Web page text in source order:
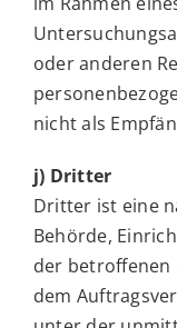
oder anderen
nicht als
j) Dritter
Dritter ist eine
Behörde,
der betroffenen
dem